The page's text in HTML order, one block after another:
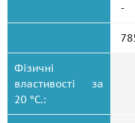
-
Фізичні
властивості за
20 °C.: